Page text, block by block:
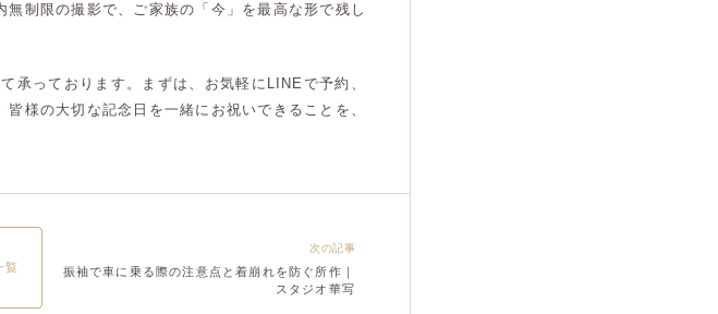
制限の撮影で、ご家族の「今」を最高な形で残し
承っております。まずは、お気軽にLINEで予約、
様の大切な記念日を一緒にお祝いできることを、
覧
次の記事
振袖で車に乗る際の注意点と着崩れを防ぐ所作｜
スタジオ華写